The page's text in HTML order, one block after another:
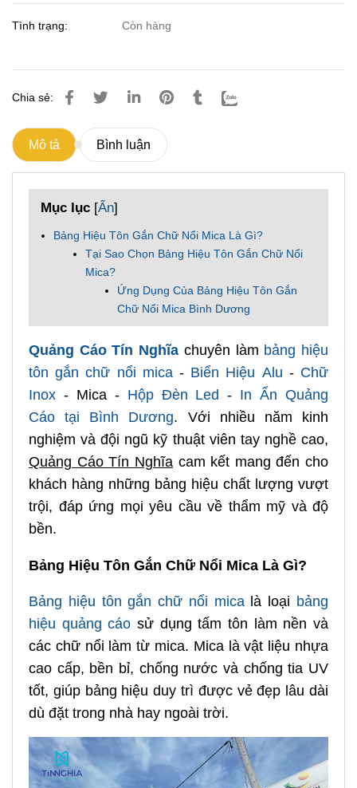
Tình trạng: Còn hàng
Chia sẻ:
Mô tả Bình luận
Mục lục [Ẩn]
Bảng Hiệu Tôn Gắn Chữ Nổi Mica Là Gì?
Tại Sao Chọn Bảng Hiệu Tôn Gắn Chữ Nổi
Mica?
Ứng Dụng Của Bảng Hiệu Tôn Gắn
Chữ Nổi Mica Bình Dương
Quảng Cáo Tín Nghĩa chuyên làm bảng hiệu
tôn gắn chữ nổi mica- Biển Hiệu Alu - Chữ
Inox - Mica - Hộp Đèn Led - In Ấn Quảng
Cáo tại Bình Dương. Với nhiều năm kinh
nghiệm và đội ngũ kỹ thuật viên tay nghề cao,
Quảng Cáo Tín Nghĩacam kết mang đến cho
khách hàng những bảng hiệu chất lượng vượt
trội, đáp ứng mọi yêu cầu về thẩm mỹ và độ
bền.
Bảng Hiệu Tôn Gắn Chữ Nổi Mica Là Gì?
Bảng hiệu tôn gắn chữ nổi micalà loại bảng
hiệu quảng cáo sử dụng tấm tôn làm nền và
các chữ nổi làm từ mica. Mica là vật liệu nhựa
cao cấp, bền bỉ, chống nước và chống tia UV
tốt, giúp bảng hiệu duy trì được vẻ đẹp lâu dài
dù đặt trong nhà hay ngoài trời.